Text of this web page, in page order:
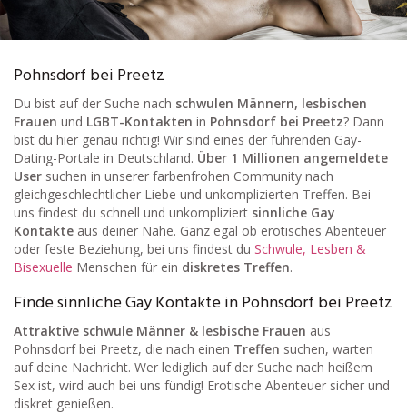
Pohnsdorf bei Preetz
Du bist auf der Suche nach schwulen Männern, lesbischen
Frauen und LGBT-Kontakten in Pohnsdorf bei Preetz? Dann
bist du hier genau richtig! Wir sind eines der führenden Gay-
Dating-Portale in Deutschland. Über 1 Millionen angemeldete
User suchen in unserer farbenfrohen Community nach
gleichgeschlechtlicher Liebe und unkomplizierten Treffen. Bei
uns findest du schnell und unkompliziert sinnliche Gay
Kontakte aus deiner Nähe. Ganz egal ob erotisches Abenteuer
oder feste Beziehung, bei uns findest du Schwule, Lesben &
Bisexuelle Menschen für ein diskretes Treffen.
Finde sinnliche Gay Kontakte in Pohnsdorf bei Preetz
Attraktive schwule Männer & lesbische Frauen aus
Pohnsdorf bei Preetz, die nach einen Treffen suchen, warten
auf deine Nachricht. Wer lediglich auf der Suche nach heißem
Sex ist, wird auch bei uns fündig! Erotische Abenteuer sicher und
diskret genießen.